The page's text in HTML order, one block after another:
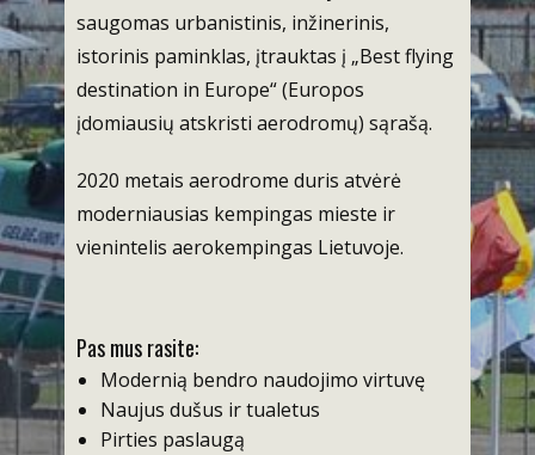
saugomas urbanistinis, inžinerinis,
istorinis paminklas, įtrauktas į „Best flying
destination in Europe“ (Europos
įdomiausių atskristi aerodromų) sąrašą.
2020 metais aerodrome duris atvėrė
moderniausias kempingas mieste ir
vienintelis aerokempingas Lietuvoje.
Pas mus rasite:
Modernią bendro naudojimo virtuvę
Naujus dušus ir tualetus
Pirties paslaugą